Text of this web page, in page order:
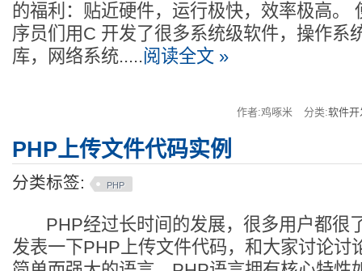
的福利：贴近硬件，运行极快，效率极高。
序员们用C 开发了很多系统级软件，操作系
库，网络系统.....阅读全文 »
作者:鸡啄米 分类:软件开
PHP上传文件代码实例
分类标签: PHP
PHP经过长时间的发展，很多用户都很
发表一下PHP上传文件代码，和大家讨论讨